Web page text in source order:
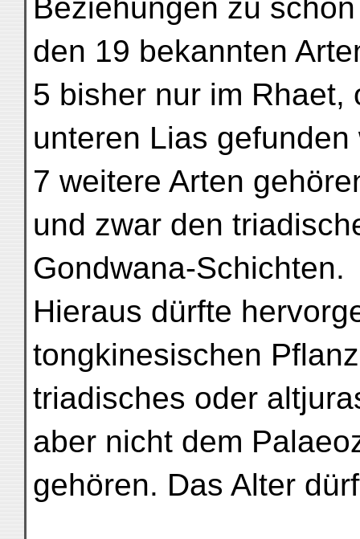
Beziehungen zu
den 19 bekannten
5 bisher nur im Rhaet,
unteren Lias gefunden
7 weitere Arten
und zwar den
Gondwana-Schichten.
Hieraus dürfte
tongkinesischen
triadisches oder
aber nicht dem
gehören. Das Alter